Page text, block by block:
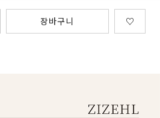
장바구니 ♡